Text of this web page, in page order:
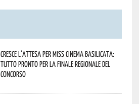
Cresce l’attesa per Miss Cinema Basilicata:
tutto pronto per la finale regionale del
concorso